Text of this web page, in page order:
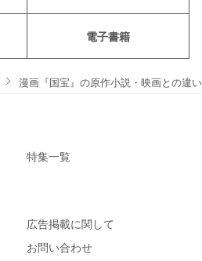
電子書籍
漫画『国宝』の原作小説・映画との違
特集一覧
広告掲載に関して
お問い合わせ